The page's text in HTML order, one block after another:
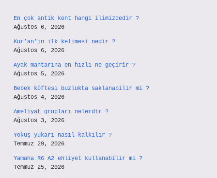
En çok antik kent hangi ilimizdedir ?
Ağustos 6, 2026
Kur’an’ın ilk kelimesi nedir ?
Ağustos 6, 2026
Ayak mantarına en hızlı ne geçirir ?
Ağustos 5, 2026
Bebek köftesi buzlukta saklanabilir mi ?
Ağustos 4, 2026
Ameliyat grupları nelerdir ?
Ağustos 3, 2026
Yokuş yukarı nasıl kalkılır ?
Temmuz 29, 2026
Yamaha R6 A2 ehliyet kullanabilir mi ?
Temmuz 25, 2026